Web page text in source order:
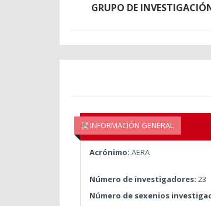
GRUPO DE
INFORMACIÓN GENERAL
Acrónimo: AERA
Número de investigadores: 23
Número de sexenios